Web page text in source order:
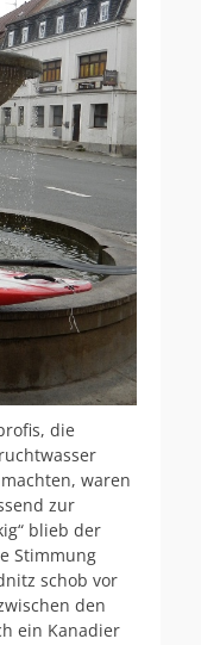
die
waren
zur
blieb der
Stimmung
schob vor
den
ein Kanadier